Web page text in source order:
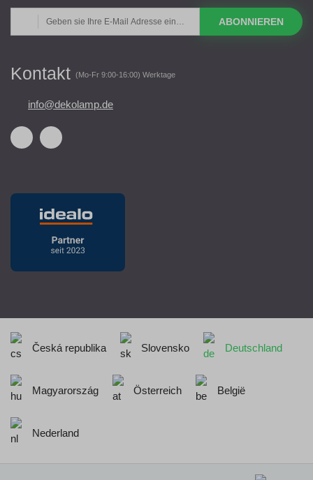
ABONNIEREN
Kontakt (Mo-Fr 9:00-16:00) Werktage
info@dekolamp.de
Česká republika Slovensko Deutschland
Magyarország Österreich België
Nederland